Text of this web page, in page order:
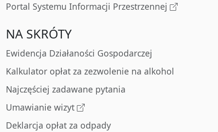
Portal Systemu Informacji Przestrzennej
NA SKRÓTY
Ewidencja Działaności Gospodarczej
Kalkulator opłat za zezwolenie na alkohol
Najczęściej zadawane pytania
Umawianie wizyt
Deklarcja opłat za odpady